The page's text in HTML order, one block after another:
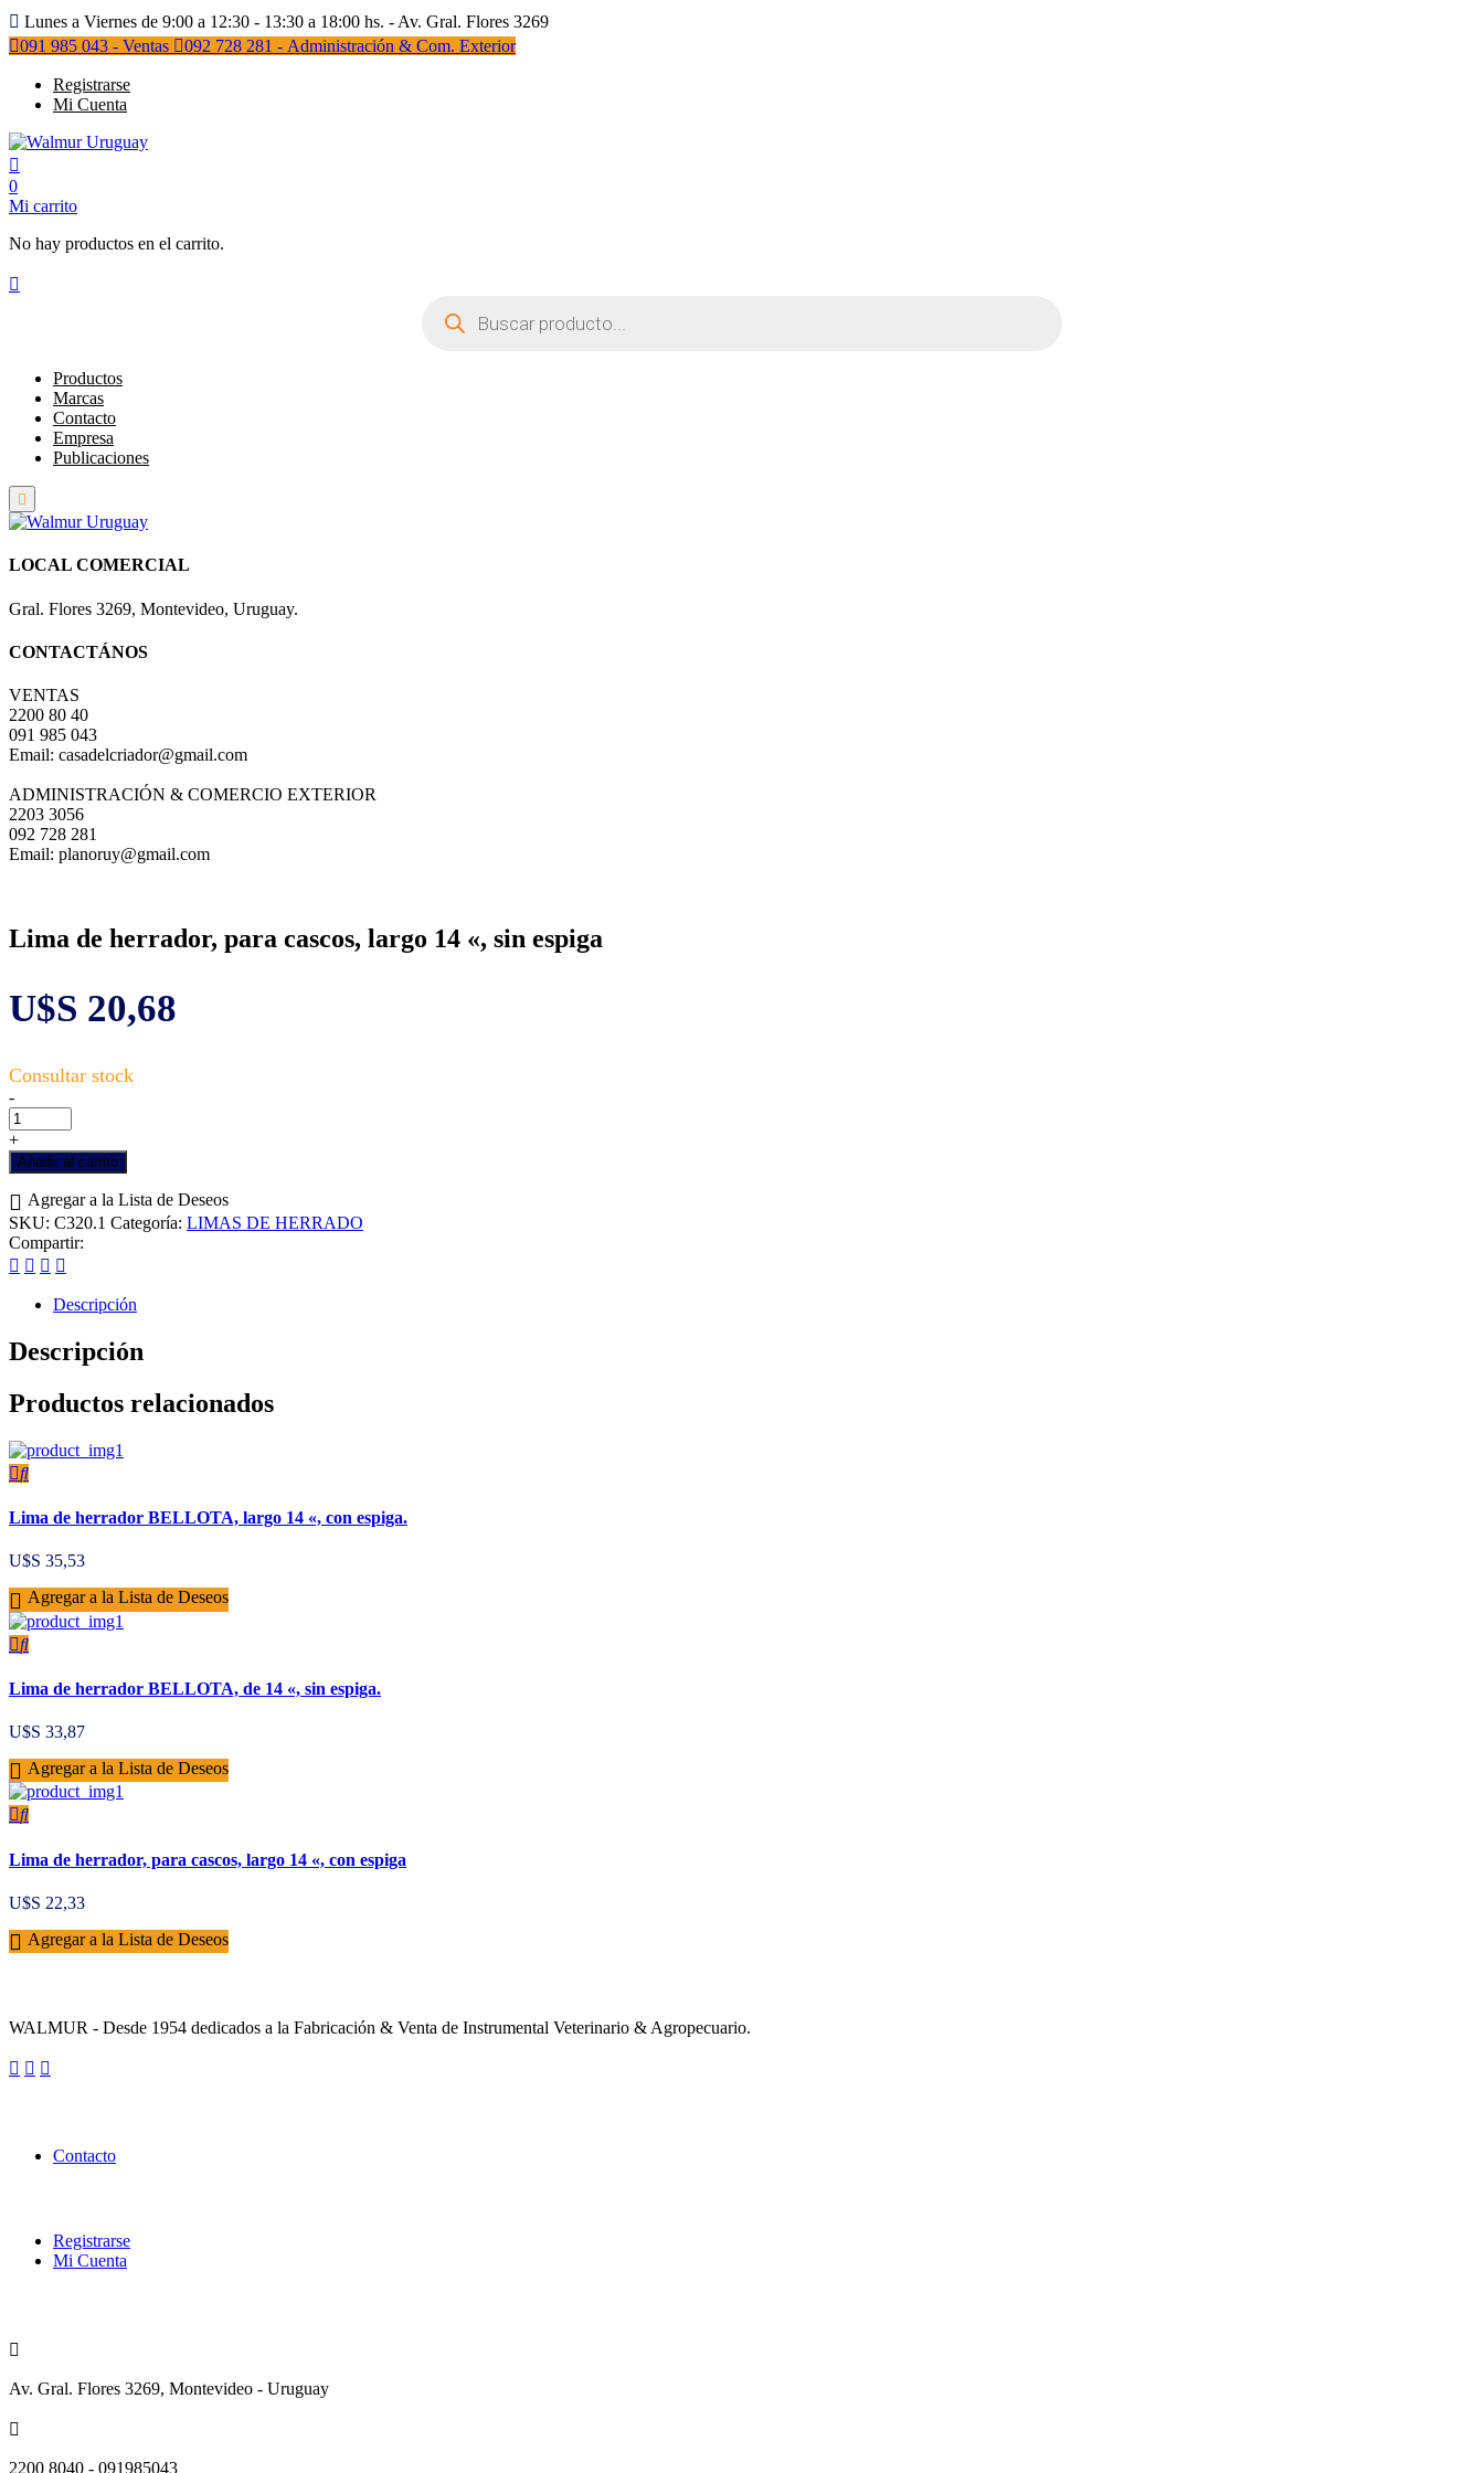
Lunes a Viernes de 9:00 a 12:30 - 13:30 a 18:00 hs. - Av. Gral. Flores 3269
091 985 043 - Ventas
092 728 281 - Administración & Com. Exterior
Registrarse
Mi Cuenta
0
Mi carrito
No hay productos en el carrito.
productos
Productos
Marcas
Contacto
Empresa
Publicaciones
LOCAL COMERCIAL
Gral. Flores 3269, Montevideo, Uruguay.
CONTACTÁNOS
VENTAS
2200 80 40
091 985 043
Email: casadelcriador@gmail.com
ADMINISTRACIÓN & COMERCIO EXTERIOR
2203 3056
092 728 281
Email: planoruy@gmail.com
Lima de herrador, para cascos, largo 14 «, sin espiga
U$S 20,68
Lima
de
herrador,
para
cascos,
largo
14
",
sin
espiga
cantidad
-
+
Añadir al carrito
Agregar a la Lista de Deseos
SKU: C320.1 Categoría: LIMAS DE HERRADO
Compartir:
Descripción
Descripción
Productos relacionados
Lima de herrador BELLOTA, largo 14 «, con espiga.
U$S 35,53
Agregar a la Lista de Deseos
Lima de herrador BELLOTA, de 14 «, sin espiga.
U$S 33,87
Agregar a la Lista de Deseos
Lima de herrador, para cascos, largo 14 «, con espiga
U$S 22,33
Agregar a la Lista de Deseos
WALMUR - Desde 1954 dedicados a la Fabricación & Venta de Instrumental Veterinario & Agropecuario.
Contacto
Registrarse
Mi Cuenta
Av. Gral. Flores 3269, Montevideo - Uruguay
2200 8040 - 091985043